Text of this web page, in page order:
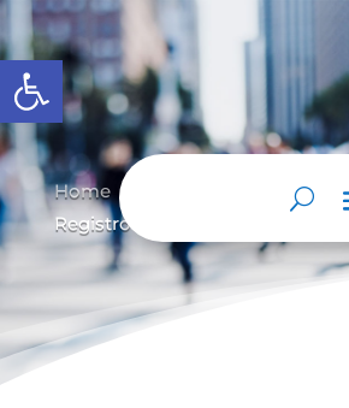
Abrir barra de herramientas
Home 9 Registro civil de
Registro Civil de Matrimonio